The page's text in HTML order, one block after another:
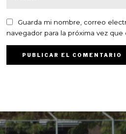
Guarda mi nombre, correo
navegador para la próxima vez que